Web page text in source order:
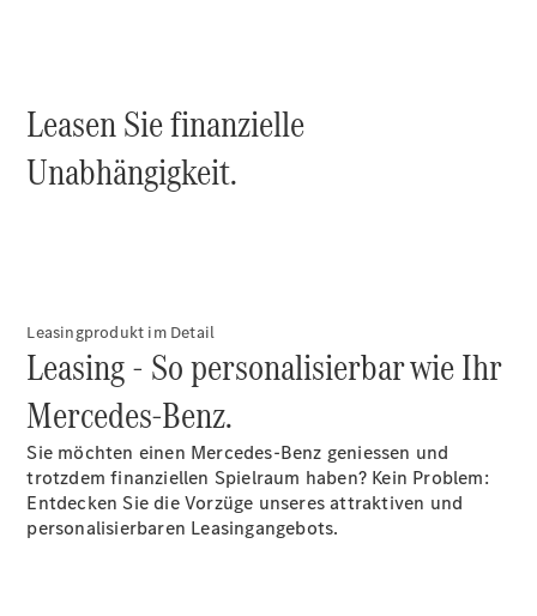
Reifen und
buchen
Leasen Sie finanzielle
Unabhängigkeit.
Leasingprodukt im Detail
Leasing - So personalisierbar wie Ihr
Mercedes-Benz.
Sie möchten einen Mercedes-Benz geniessen und
trotzdem finanziellen Spielraum haben? Kein Problem:
Entdecken Sie die Vorzüge unseres attraktiven und
personalisierbaren Leasingangebots.